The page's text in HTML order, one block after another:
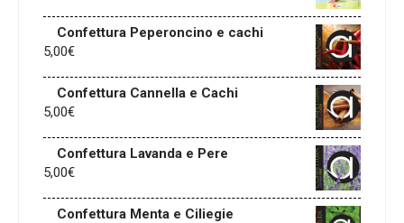
Confettura Peperoncino e cachi
5,00€
Confettura Cannella e Cachi
5,00€
Confettura Lavanda e Pere
5,00€
Confettura Menta e Ciliegie